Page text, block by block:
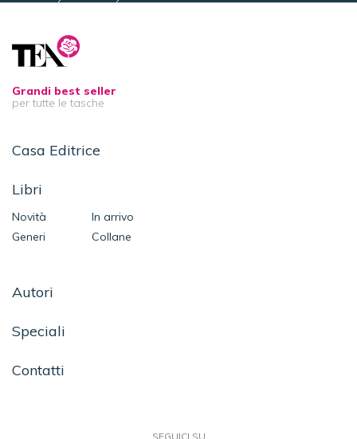
Grandi best seller
per tutte le tasche
Casa Editrice
Libri
Novità
In arrivo
Generi
Collane
Autori
Speciali
Contatti
SEGUICI SU